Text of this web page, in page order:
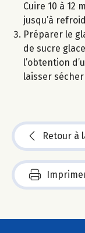
Cuire 10 à 12
jusqu’à
Préparer le
de sucre
l’obtention
laisser
Retour à